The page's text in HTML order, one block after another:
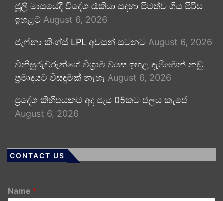
ජූලි මාසයේදී විදේශ රැකියා සඳහා පිටත්ව ගිය පිරිස
ඉහළට August 6, 2026
ජැෆ්නා කිංග්ස් LPL අවසන් සටනට August 6, 2026
විනිසුරුවරුන්ගේ විශ්‍රාම වයස ඉහළ දැමීමෙන් නඩු
ප්‍රමාදයට විසඳුමක් නැහැ August 6, 2026
ප්‍රදේශ කිහිපයකට අද පැය 05කට ජලය කැපේ
August 6, 2026
CONTACT US
Name *